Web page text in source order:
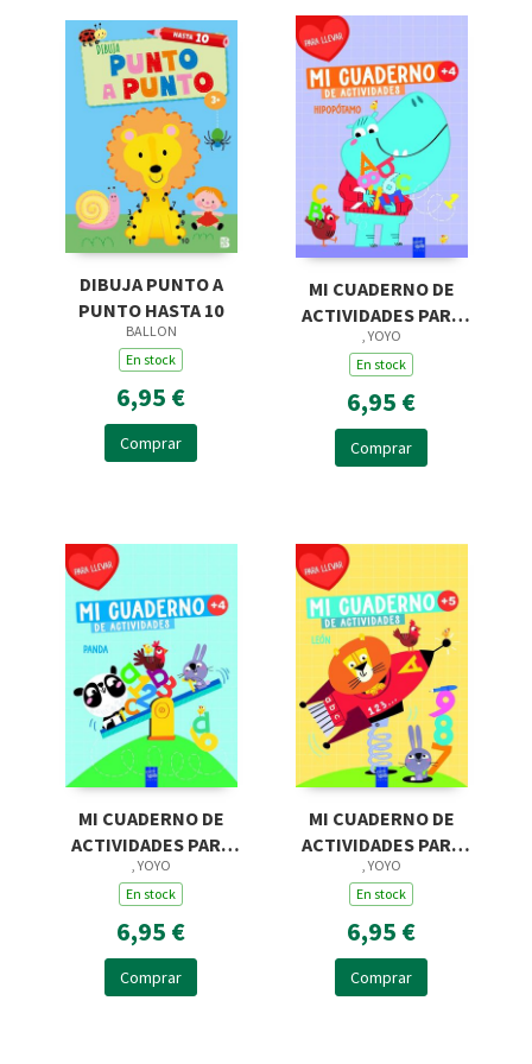
DIBUJA PUNTO A
PUNTO HASTA 10
BALLON
En stock
6,95 €
Comprar
MI CUADERNO DE
ACTIVIDADES PARA
LLEVAR.
HIPOPÓTAMO
, YOYO
En stock
6,95 €
Comprar
MI CUADERNO DE
ACTIVIDADES PARA
LLEVAR. PANDA
, YOYO
En stock
6,95 €
Comprar
MI CUADERNO DE
ACTIVIDADES PARA
LLEVAR. LEÓN
, YOYO
En stock
6,95 €
Comprar